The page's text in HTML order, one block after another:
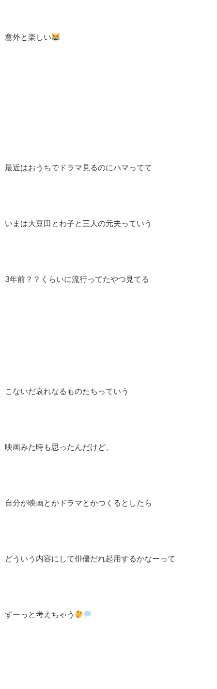
意外と楽しい
最近はおうちでドラマ見るのにハマってて
いまは大豆田とわ子と三人の元夫っていう
3年前？？くらいに流行ってたやつ見てる
こないだ哀れなるものたちっていう
映画みた時も思ったんだけど、
自分が映画とかドラマとかつくるとしたら
どういう内容にして俳優だれ起用するかなーって
ずーっと考えちゃう